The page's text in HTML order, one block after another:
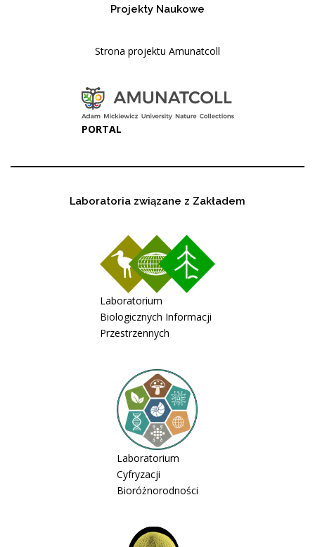
Projekty Naukowe
Strona projektu Amunatcoll
PORTAL
Laboratoria związane z Zakładem
Laboratorium
Biologicznych Informacji
Przestrzennych
Laboratorium
Cyfryzacji
Bioróżnorodności